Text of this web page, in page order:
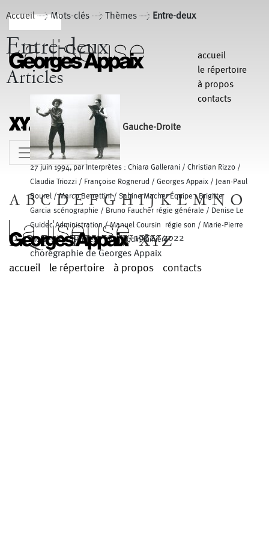
accueil
le répertoire
à propos
contacts
MENU
A B C D E F G H I J K L M N O
P Q R S T U V W XYZ
Accueil> Mots-clés > Thèmes > Entre-deux
Entre-deux
Articles
Gauche-Droite
27 juin 1994, par Interprètes : Chiara Gallerani / Christian Rizzo /
Claudia Triozzi / Françoise Rognerud / Georges Appaix / Jean-Paul
Bourel / Marco Berrettini / Sabine Macher Équipe : Brigitte
Garcia scénographie / Bruno Faucher régie générale / Denise Le
Guidec Administration / Manuel Coursin régie son / Marie-Pierre
Morel-Lab costumes / Yves Godin lumière
chorégraphie de Georges Appaix
1982 - 2022
accueil le répertoire à propos contacts